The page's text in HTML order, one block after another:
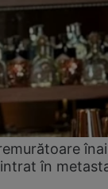
în